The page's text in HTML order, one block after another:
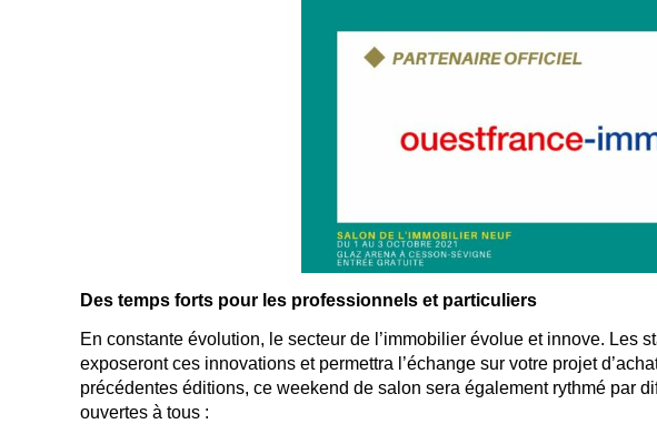
Des temps forts pour les professionnels et particuliers
En constante évolution, le secteur de l’immobilier évolue et innove. Les
exposeront ces innovations et permettra l’échange sur votre projet
précédentes éditions, ce weekend de salon sera également rythmé par
ouvertes à tous :